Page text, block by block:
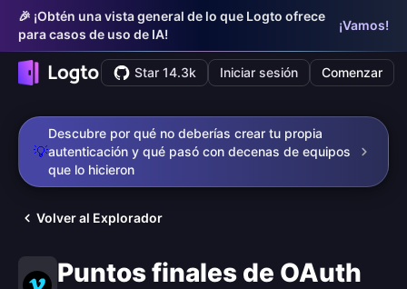
🎉 ¡Obtén una vista general de lo que Logto ofrece
para casos de uso de IA!
¡Vamos!
Star 14.3k Iniciar sesión Comenzar
💡
Descubre por qué no deberías crear tu propia
autenticación y qué pasó con decenas de equipos
que lo hicieron
Volver al Explorador
Puntos finales de OAuth